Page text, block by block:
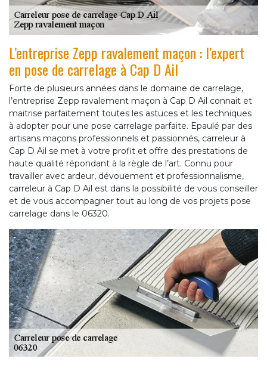
L’entreprise Zepp ravalement maçon : l’expert
en pose de carrelage à Cap D Ail
Forte de plusieurs années dans le domaine de carrelage,
l’entreprise Zepp ravalement maçon à Cap D Ail connait et
maitrise parfaitement toutes les astuces et les techniques
à adopter pour une pose carrelage parfaite. Epaulé par des
artisans maçons professionnels et passionnés, carreleur à
Cap D Ail se met à votre profit et offre des prestations de
haute qualité répondant à la règle de l’art. Connu pour
travailler avec ardeur, dévouement et professionnalisme,
carreleur à Cap D Ail est dans la possibilité de vous conseiller
et de vous accompagner tout au long de vos projets pose
carrelage dans le 06320.